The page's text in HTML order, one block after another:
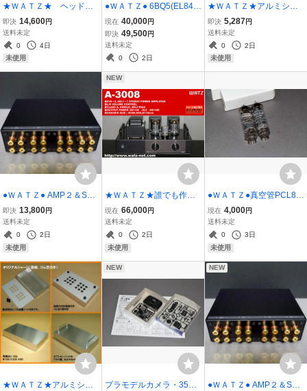
★ＷＡＴＺ★ ヘッドホ
ンアダプター組立キッ
ト HA-B220X
即決 14,600円
送料未定
0
4日
未使用
●ＷＡＴＺ● 6BQ5(EL84)
ステレオアンプ A-3107動
作確認済み
現在 40,000円
即決 49,500円
送料未定
0
2日
★ＷＡＴＺ★アルミシャ
ーシ350×200×40（底
板、ゴム足付き）
即決 5,287 円
送料未定
0
2日
未使用
●ＷＡＴＺ● AMP２＆SP
２+-独立セレクター組立
キットSS-B22Xs
即決 13,800円
送料未定
0
2日
未使用
NEW
★ＷＡＴＺ★誰でも作れ
る・・・真空管アンプキ
ット Ａ-3008 特別提供
品
現在 66,000円
送料未定
0
2日
未使用
●ＷＡＴＺ●真空管PCL86
（14GW8）未使用２本セ
ット
現在 4,000円
送料未定
0
3日
未使用
★ＷＡＴＺ★アルミシャ
NEW
プラモデルカメラ・35ミ
NEW
●ＷＡＴＺ● AMP２＆SP